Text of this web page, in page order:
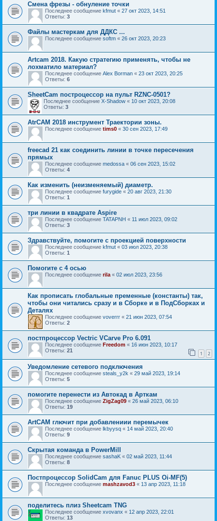
Смена фрезы - обнуление точки
Последнее сообщение kfmut « 27 окт 2023, 14:51
Ответы: 3
Файлы мастеркам для ДДКС ...
Последнее сообщение softm « 26 окт 2023, 20:23
Artcam 2018. Какую стратегию применять, чтобы не
лохматило материал?
Последнее сообщение Alex Borman « 23 окт 2023, 20:25
Ответы: 6
SheetCam построцессор на пульт RZNC-0501?
Последнее сообщение X-Shadow « 10 окт 2023, 20:08
Ответы: 3
AtrCAM 2018 инструмент Траектории зоны.
Последнее сообщение tims0 « 30 сен 2023, 17:49
freecad 21 как соединить линии в точке пересечения
прямых
Последнее сообщение medossa « 06 сен 2023, 15:02
Ответы: 4
Как изменить (неизменяемый) диаметр.
Последнее сообщение furygide « 20 авг 2023, 21:30
Ответы: 1
три линии в квадрате Aspire
Последнее сообщение TATAPNH « 11 июл 2023, 09:02
Ответы: 3
Здравствуйте, помогите с проекцией поверхности
Последнее сообщение kfmut « 03 июл 2023, 20:38
Ответы: 1
Помогите с 4 осью
Последнее сообщение rila « 02 июл 2023, 23:56
Как прописать глобальные пременные (константы) так,
чтобы они читались сразу и в Сборке и в ПодСборках и
Деталях
Последнее сообщение voverrr « 21 июн 2023, 07:54
Ответы: 2
постпроцессор Vectric VCarve Pro 6.091
Последнее сообщение Freedom « 16 июн 2023, 10:17
Ответы: 21 1 2
Уведомление сетевого подключения
Последнее сообщение steals_y2k « 29 май 2023, 19:14
Ответы: 5
помогите перенести из Автокад в Арткам
Последнее сообщение ZigZag09 « 26 май 2023, 06:10
Ответы: 19
ArtCAM глючит при добавлениии перемычек
Последнее сообщение lkbyysq « 14 май 2023, 20:40
Ответы: 9
Скрытая команда в PowerMill
Последнее сообщение sashaK « 02 май 2023, 11:44
Ответы: 8
Постпроцессор SolidCam для Fanuc PLUS Oi-MF(5)
Последнее сообщение mashzavod3 « 13 апр 2023, 11:18
поделитесь плиз Sheetcam TNG
Последнее сообщение xvovanx « 12 апр 2023, 22:01
Ответы: 13